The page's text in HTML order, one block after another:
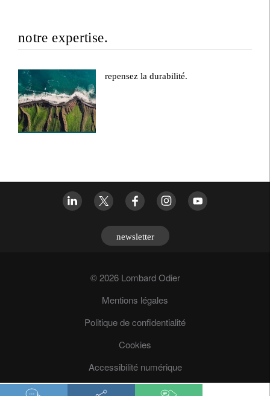
notre expertise.
repensez la durabilité.
newsletter
© 2026 Lombard Odier
Mentions légales
Politique de confidentialité
Cookies
Accessibilité numérique
Prévention des fraudes